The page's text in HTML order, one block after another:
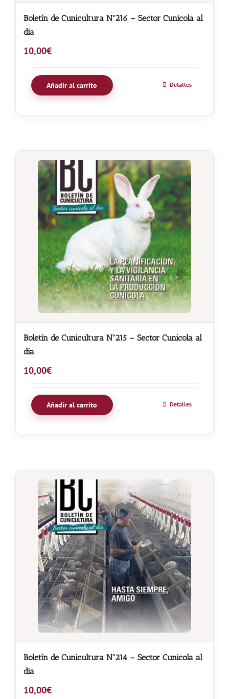
Boletín de Cunicultura Nº216 – Sector Cunicola al
dia
10,00€
Añadir al carrito Detalles
Boletín de Cunicultura Nº215 – Sector Cunicola al
dia
10,00€
Añadir al carrito Detalles
Boletín de Cunicultura Nº214 – Sector Cunicola al
dia
10,00€